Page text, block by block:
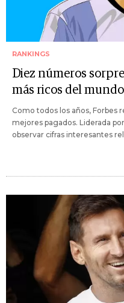
RANKINGS
Diez números
más ricos del
Como todos los años, Forbes
mejores pagados. Liderada
observar cifras interesantes